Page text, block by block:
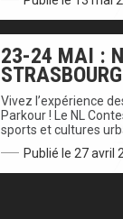
23-24 MAI :
STRASBOURG
Vivez l’expérience
Parkour ! Le NL
sports et cultures
Publié le 27 avril